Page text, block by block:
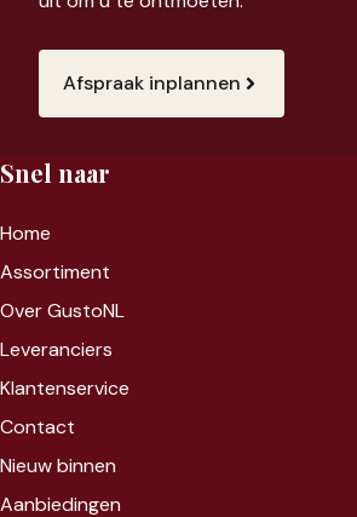
Afspraak inplannen
Snel naar
Home
Assortiment
Over GustoNL
Leveranciers
Klantenservice
Contact
Nieuw binnen
Aanbiedingen